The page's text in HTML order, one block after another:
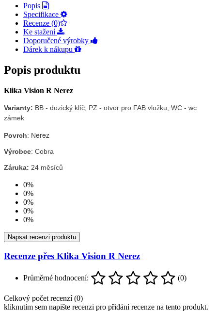
Popis
Specifikace
Recenze (0)
Ke stažení
Doporučené výrobky
Dárek k nákupu
Popis produktu
Klika Vision R Nerez
Varianty: BB - dozický klíč; PZ - otvor pro FAB vložku; WC - wc
zámek
Povrch: Nerez
Výrobce: Cobra
Záruka: 24 měsíců
0%
0%
0%
0%
0%
Napsat recenzi produktu
Recenze přes Klika Vision R Nerez
Průměrné hodnocení: (0)
Celkový počet recenzí (0)
kliknutím sem napište recenzi pro přidání recenze na tento produkt.